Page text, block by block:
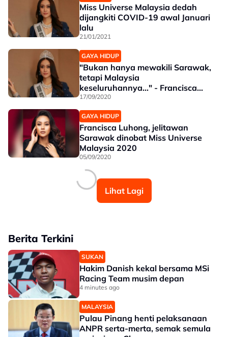
Miss Universe Malaysia dedah
dijangkiti COVID-19 awal Januari
lalu
21/01/2021
GAYA HIDUP
"Bukan hanya mewakili Sarawak,
tetapi Malaysia
keseluruhannya..." - Francisca
Luhong
17/09/2020
GAYA HIDUP
Francisca Luhong, jelitawan
Sarawak dinobat Miss Universe
Malaysia 2020
05/09/2020
Lihat Lagi
Berita Terkini
SUKAN
Hakim Danish kekal bersama MSi
Racing Team musim depan
4 minutes ago
MALAYSIA
Pulau Pinang henti pelaksanaan
ANPR serta-merta, semak semula